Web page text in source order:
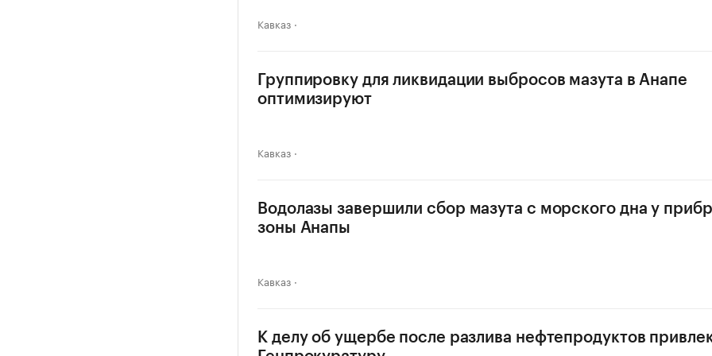
Кавказ
Группировку для ликвидации выбросов мазута в Анапе
оптимизируют
Кавказ
Водолазы завершили сбор мазута с морского дна у
зоны Анапы
Кавказ
К делу об ущербе после разлива нефтепродуктов